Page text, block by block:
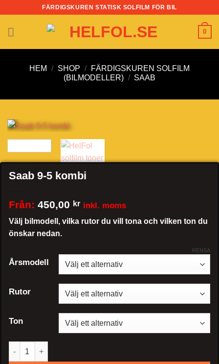
content
FÄRDIGSKUREN STATISK SOLFILM FÖR BIL
0
HEM / SHOP /
FÄRDIGSKUREN SOLFILM
(BILMODELLER) / SAAB
Saab 9-5 kombi
Från: 450,00 kr inkl. moms
Välj bilmodell, vilka rutor du vill tona och vilken ton du
önskar nedan.
Årsmodell
Rutor
Ton
RENSA
Saab 9-5 kombi mängd